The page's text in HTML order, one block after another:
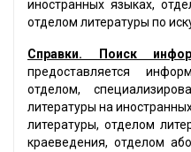
иностранных языках,
отделом литературы по
Справки. Поиск
предоставляется
отделом,
литературы на
литературы, отделом
краеведения, отделом